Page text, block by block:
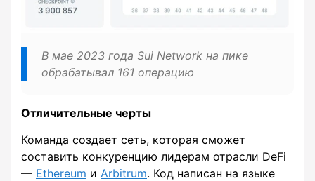
В мае 2023 года Sui Network на пике
обрабатывал 161 операцию
Отличительные черты
Команда создает сеть, которая сможет
составить конкуренцию лидерам отрасли DeFi
— Ethereum и Arbitrum. Код написан на языке